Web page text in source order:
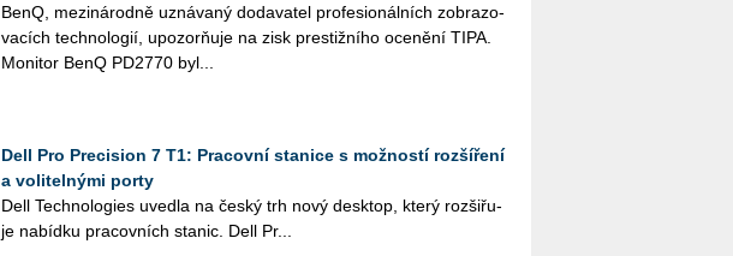
BenQ, me­zi­ná­rod­ně uzná­va­ný do­da­va­tel pro­fe­si­o­nál­ních zob­ra­zo­
va­cích tech­no­lo­gií, upo­zorňuje na zisk pres­tiž­ní­ho oce­ně­ní TIPA.
Mo­ni­tor BenQ PD2770 byl...
Dell Pro Precision 7 T1: Pracovní stanice s možností rozšíření
a volitelnými porty
Dell Tech­no­lo­gies uved­la na český trh nový desktop, který roz­ši­řu­
je na­bíd­ku pra­cov­ních sta­nic. Dell Pr...